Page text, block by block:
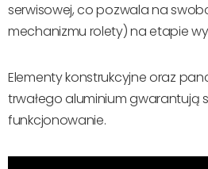
serwisowej, co pozwala na
mechanizmu rolety) na etapie
Elementy konstrukcyjne oraz
trwałego aluminium gwarantują
funkcjonowanie.